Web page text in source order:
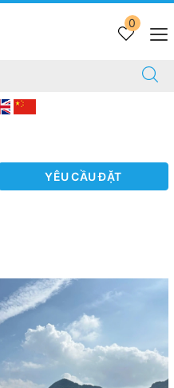
0
5N4D3R
BÌNH 5N4D3R
YÊU CẦU ĐẶT